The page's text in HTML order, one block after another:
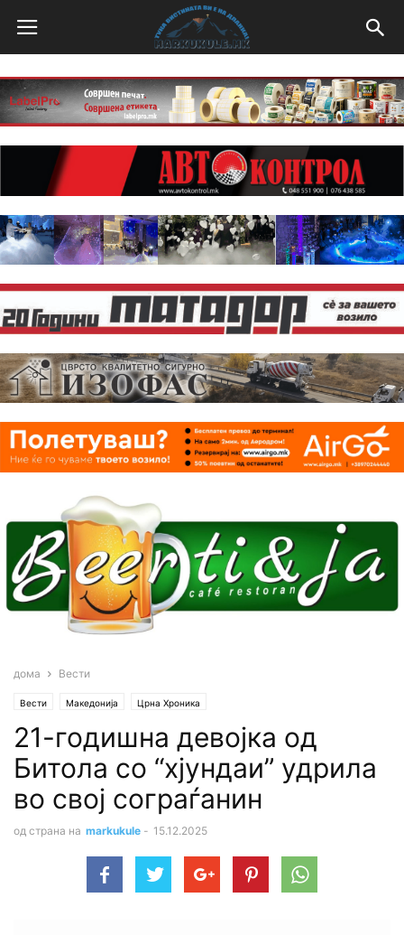
дома Вести
Вести Македонија Црна Хроника
21-годишна девојка од
Битола со “хјундаи” удрила
во свој сограѓанин
од страна на markukule - 15.12.2025